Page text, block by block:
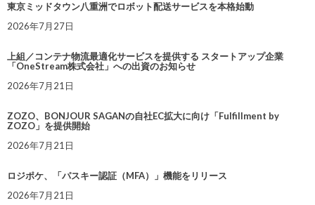
東京ミッドタウン八重洲でロボット配送サービスを本格始動
2026年7月27日
上組／コンテナ物流最適化サービスを提供する スタートアップ企業
「OneStream株式会社」への出資のお知らせ
2026年7月21日
ZOZO、BONJOUR SAGANの自社EC拡大に向け「Fulfillment by
ZOZO」を提供開始
2026年7月21日
ロジポケ、「パスキー認証（MFA）」機能をリリース
2026年7月21日